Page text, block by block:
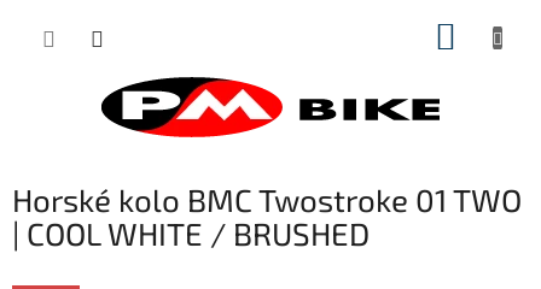
Horské kolo BMC Twostroke 01 TWO
| COOL WHITE / BRUSHED